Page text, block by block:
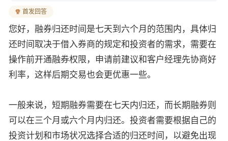
首发回答
您好， 融券归还时间是七天到六个月的范围内， 具体归
还时间取决于借入券商的规定和投资者的需求，需要在
操作前开通融券权限，申请前建议和客户经理先协商好
利率，这样后期交易也会更优惠一些。
一般来说，短期融券需要在七天内归还，而长期融券则
可以在三个月或六个月内归还。投资者需要根据自己的
投资计划和市场状况选择合适的归还时间，以避免出现